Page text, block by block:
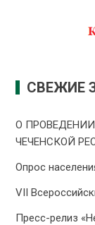
СВЕЖИЕ
О
ЧЕЧЕНСКОЙ
Опрос
VII
Пресс-релиз